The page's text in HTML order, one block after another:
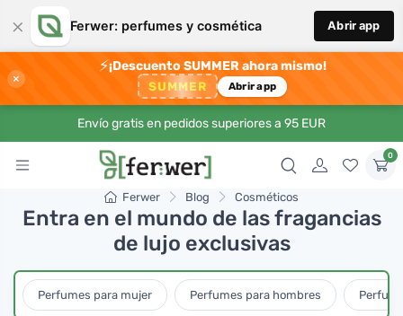
× Ferwer: perfumes y cosmética Abrir app
×
⚡¡Descuento SUMMER ahora mismo!
SUMMER Abrir app
Envío gratis en pedidos superiores a 95 EUR
0
Ferwer Blog Cosméticos
Entra en el mundo de las fragancias
de lujo exclusivas
Perfumes para mujer Perfumes para hombres